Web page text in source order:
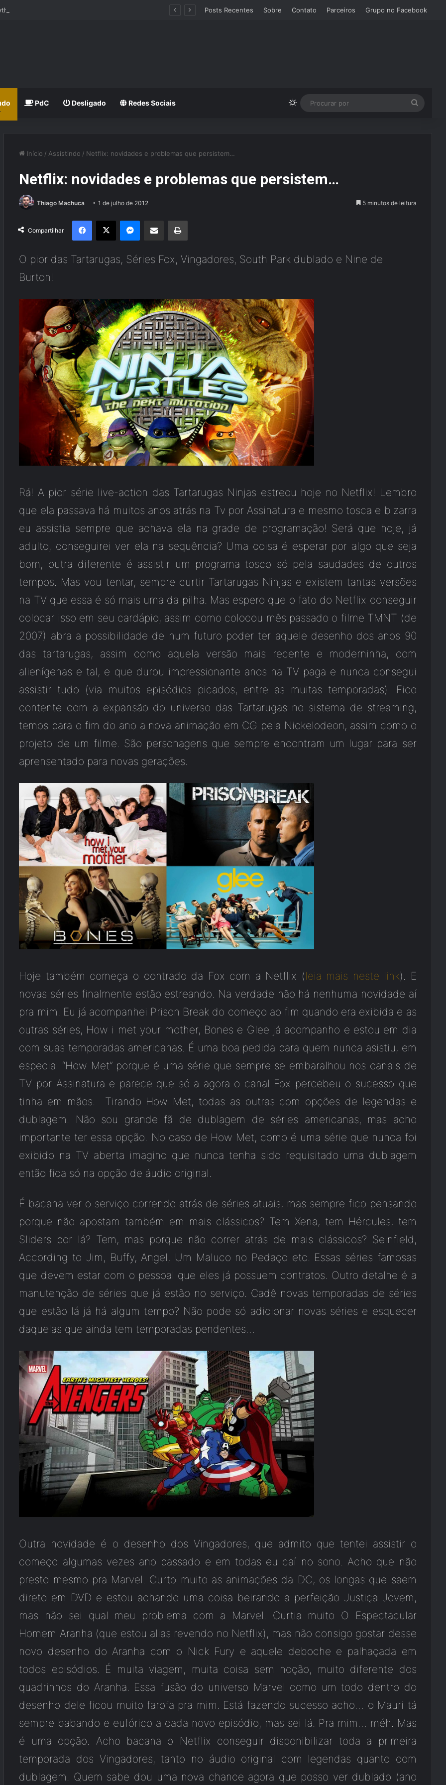
Heaven Groove Posts Recentes Sobre Contato Parceiros Grupo no Facebook
PdC Desligado Redes Sociais Switch skin
Início / Assistindo / Netflix: novidades e problemas que persistem…
Netflix: novidades e problemas que persistem…
Thiago Machuca 1 de julho de 2012 5 minutos de leitura
Compartilhar
X
O pior das Tartarugas, Séries Fox, Vingadores, South Park dublado e Nine de
Burton!
Rá! A pior série live-action das Tartarugas Ninjas estreou hoje no Netflix! Lembro
que ela passava há muitos anos atrás na Tv por Assinatura e mesmo tosca e bizarra
eu assistia sempre que achava ela na grade de programação! Será que hoje, já
adulto, conseguirei ver ela na sequência? Uma coisa é esperar por algo que seja
bom, outra diferente é assistir um programa tosco só pela saudades de outros
tempos. Mas vou tentar, sempre curtir Tartarugas Ninjas e existem tantas versões
na TV que essa é só mais uma da pilha. Mas espero que o fato do Netflix conseguir
colocar isso em seu cardápio, assim como colocou mês passado o filme TMNT (de
2007) abra a possibilidade de num futuro poder ter aquele desenho dos anos 90
das tartarugas, assim como aquela versão mais recente e moderninha, com
alienígenas e tal, e que durou impressionante anos na TV paga e nunca consegui
assistir tudo (via muitos episódios picados, entre as muitas temporadas). Fico
contente com a expansão do universo das Tartarugas no sistema de streaming,
temos para o fim do ano a nova animação em CG pela Nickelodeon, assim como o
projeto de um filme. São personagens que sempre encontram um lugar para ser
aprensentado para novas gerações.
Hoje também começa o contrado da Fox com a Netflix (leia mais neste link). E
novas séries finalmente estão estreando. Na verdade não há nenhuma novidade aí
pra mim. Eu já acompanhei Prison Break do começo ao fim quando era exibida e as
outras séries, How i met your mother, Bones e Glee já acompanho e estou em dia
com suas temporadas americanas. É uma boa pedida para quem nunca asistiu, em
especial “How Met” porque é uma série que sempre se embaralhou nos canais de
TV por Assinatura e parece que só a agora o canal Fox percebeu o sucesso que
tinha em mãos. Tirando How Met, todas as outras com opções de legendas e
dublagem. Não sou grande fã de dublagem de séries americanas, mas acho
importante ter essa opção. No caso de How Met, como é uma série que nunca foi
exibido na TV aberta imagino que nunca tenha sido requisitado uma dublagem
então fica só na opção de áudio original.
É bacana ver o serviço correndo atrás de séries atuais, mas sempre fico pensando
porque não apostam também em mais clássicos? Tem Xena, tem Hércules, tem
Sliders por lá? Tem, mas porque não correr atrás de mais clássicos? Seinfield,
According to Jim, Buffy, Angel, Um Maluco no Pedaço etc. Essas séries famosas
que devem estar com o pessoal que eles já possuem contratos. Outro detalhe é a
manutenção de séries que já estão no serviço. Cadê novas temporadas de séries
que estão lá já há algum tempo? Não pode só adicionar novas séries e esquecer
daquelas que ainda tem temporadas pendentes…
Outra novidade é o desenho dos Vingadores, que admito que tentei assistir o
começo algumas vezes ano passado e em todas eu caí no sono. Acho que não
presto mesmo pra Marvel. Curto muito as animações da DC, os longas que saem
direto em DVD e estou achando uma coisa beirando a perfeição Justiça Jovem,
mas não sei qual meu problema com a Marvel. Curtia muito O Espectacular
Homem Aranha (que estou alias revendo no Netflix), mas não consigo gostar desse
novo desenho do Aranha com o Nick Fury e aquele deboche e palhaçada em
todos episódios. É muita viagem, muita coisa sem noção, muito diferente dos
quadrinhos do Aranha. Essa fusão do universo Marvel como um todo dentro do
desenho dele ficou muito farofa pra mim. Está fazendo sucesso acho… o Mauri tá
sempre babando e eufórico a cada novo episódio, mas sei lá. Pra mim… méh. Mas
é uma opção. Acho bacana o Netflix conseguir disponibilizar toda a primeira
temporada dos Vingadores, tanto no áudio original com legendas quanto com
dublagem. Quem sabe dou uma nova chance agora que posso ver dublado (ano